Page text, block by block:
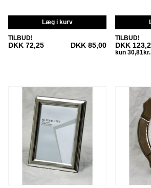
Læg i kurv
TILBUD!
DKK 72,25 DKK 85,00
TILBUD!
DKK